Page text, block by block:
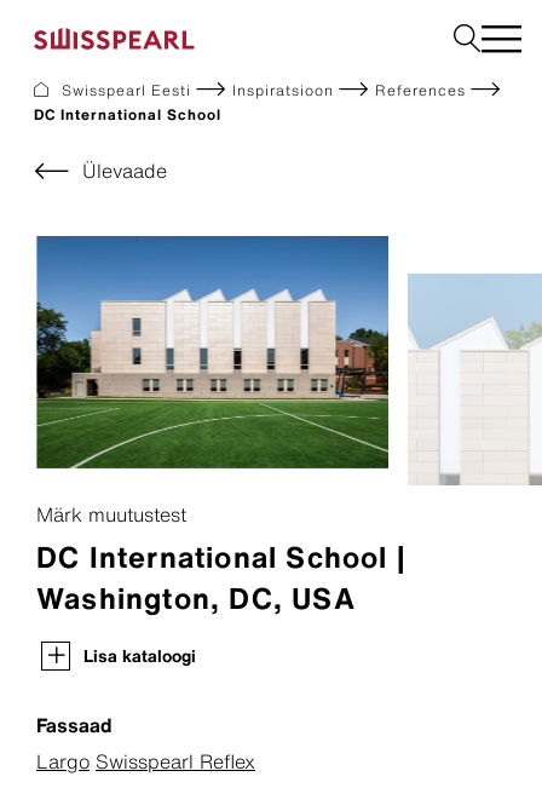
Ettevõte
Teenused
Inspiratsioon
Jätkusuutlikkus
Fassaadikatted
Katusekatted
Ehitusplaadid
Swisspearl Eesti Inspiratsioon
References
DC International School
Ülevaade
Märk muutustest
DC International School |
Washington, DC, USA
Lisa kataloogi
Fassaad
Largo Swisspearl Reflex